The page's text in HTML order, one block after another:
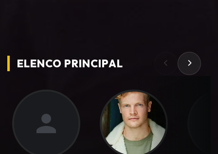
ELENCO PRINCIPAL